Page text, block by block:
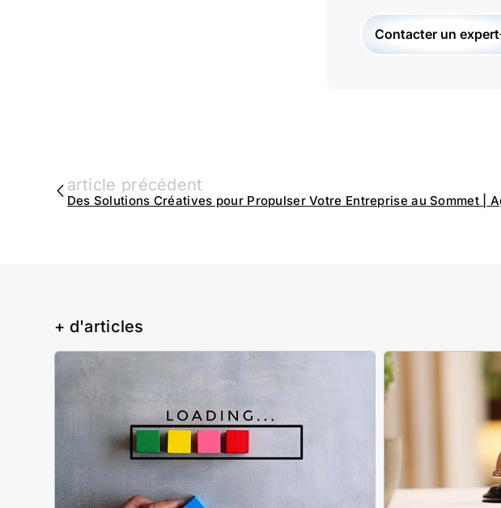
Contacter un expert
article précédent
+ d'articles